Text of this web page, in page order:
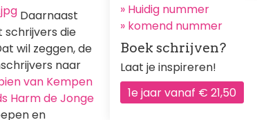
Daarnaast
die
wil zeggen, de
naar
van Kempen
Harm de Jonge
en
» Huidig nummer
» komend nummer
Boek schrijven?
Laat je inspireren!
1e jaar vanaf € 21,50